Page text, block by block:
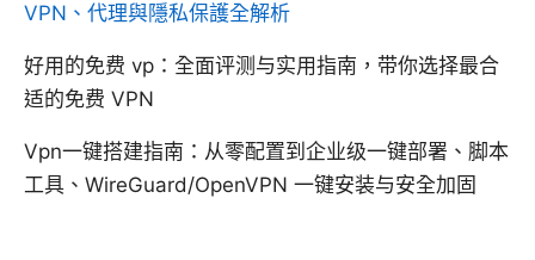
VPN、代理與隱私保護全解析
好用的免费 vp：全面评测与实用指南，带你选择最合
适的免费 VPN
Vpn一键搭建指南：从零配置到企业级一键部署、脚本
工具、WireGuard/OpenVPN 一键安装与安全加固